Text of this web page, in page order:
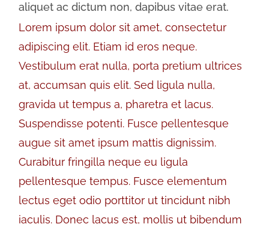
aliquet ac dictum non, dapibus vitae erat.
Lorem ipsum dolor sit amet, consectetur
adipiscing elit. Etiam id eros neque.
Vestibulum erat nulla, porta pretium ultrices
at, accumsan quis elit. Sed ligula nulla,
gravida ut tempus a, pharetra et lacus.
Suspendisse potenti. Fusce pellentesque
augue sit amet ipsum mattis dignissim.
Curabitur fringilla neque eu ligula
pellentesque tempus. Fusce elementum
lectus eget odio porttitor ut tincidunt nibh
iaculis. Donec lacus est, mollis ut bibendum